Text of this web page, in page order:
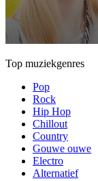
Top muziekgenres
Pop
Rock
Hip Hop
Chillout
Country
Gouwe ouwe
Electro
Alternatief